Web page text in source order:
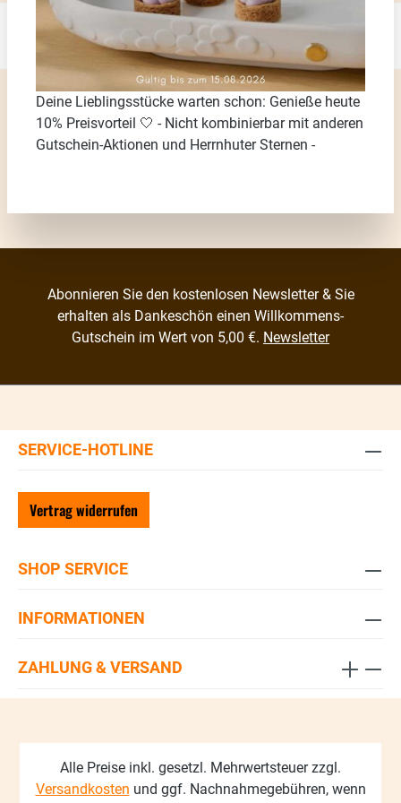
Abonnieren Sie den kostenlosen Newsletter & Sie
erhalten als Dankeschön einen Willkommens-
Gutschein im Wert von 5,00 €. Newsletter
SERVICE-HOTLINE
Vertrag widerrufen
SHOP SERVICE
INFORMATIONEN
ZAHLUNG & VERSAND
Alle Preise inkl. gesetzl. Mehrwertsteuer zzgl.
Versandkosten und ggf. Nachnahmegebühren, wenn
Deine Lieblingsstücke warten schon: Genieße heute
10% Preisvorteil 🤍 - Nicht kombinierbar mit anderen
Gutschein-Aktionen und Herrnhuter Sternen -